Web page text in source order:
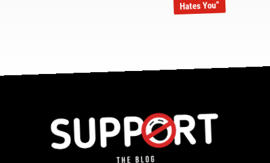
Hates You“